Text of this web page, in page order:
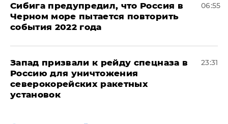
Сибига предупредил, что Россия в
Черном море пытается повторить
события 2022 года
06:55
Запад призвали к рейду спецназа в
Россию для уничтожения
северокорейских ракетных
установок
23:31